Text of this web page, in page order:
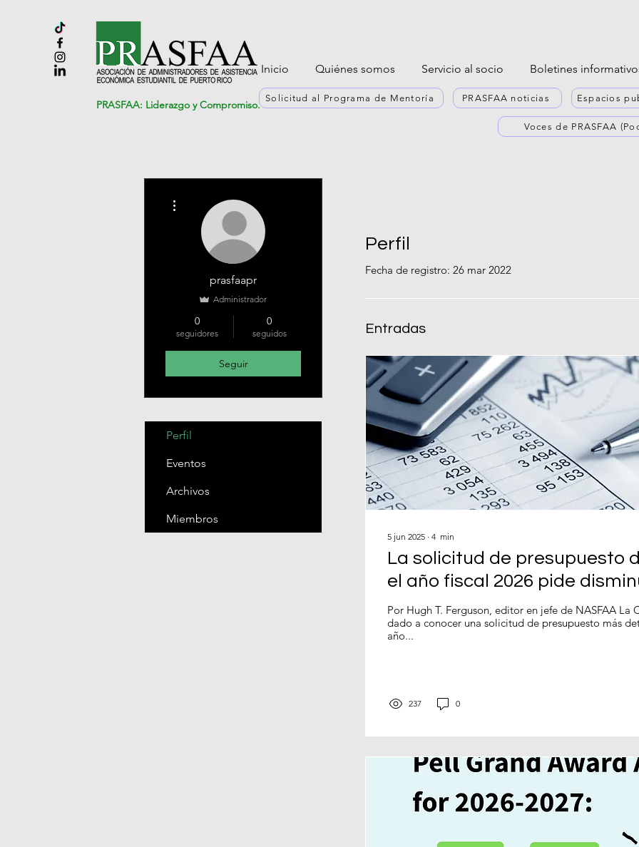
Inicio Quiénes somos Servicio al socio Boletines
Solicitud al Programa de Mentoría PRASFAA noticias Espacios
Voces de PRASFAA
PRASFAA: Liderazgo y Compromiso.
Perfil
Fecha de registro: 26 mar 2022
Entradas
5 jun 2025 ∙ 4 min
La solicitud de presupuesto
el año fiscal 2026 pide
máxima y más reducciones
programas de ayuda
Por Hugh T. Ferguson, editor en jefe de NASFAA La
dado a conocer una solicitud de presupuesto más
año...
237 0
prasfaapr
Administrador
0
seguidores
0
seguidos
Seguir
Perfil
Eventos
Archivos
Miembros